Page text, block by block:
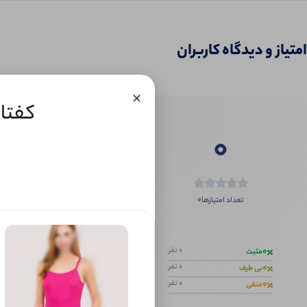
امتیاز و دیدگاه کاربران
0
تعداد امتیازها0
0مثبت 0 نفر
0بی طرف 0 نفر
0منفی 0 نفر
اگر این
×